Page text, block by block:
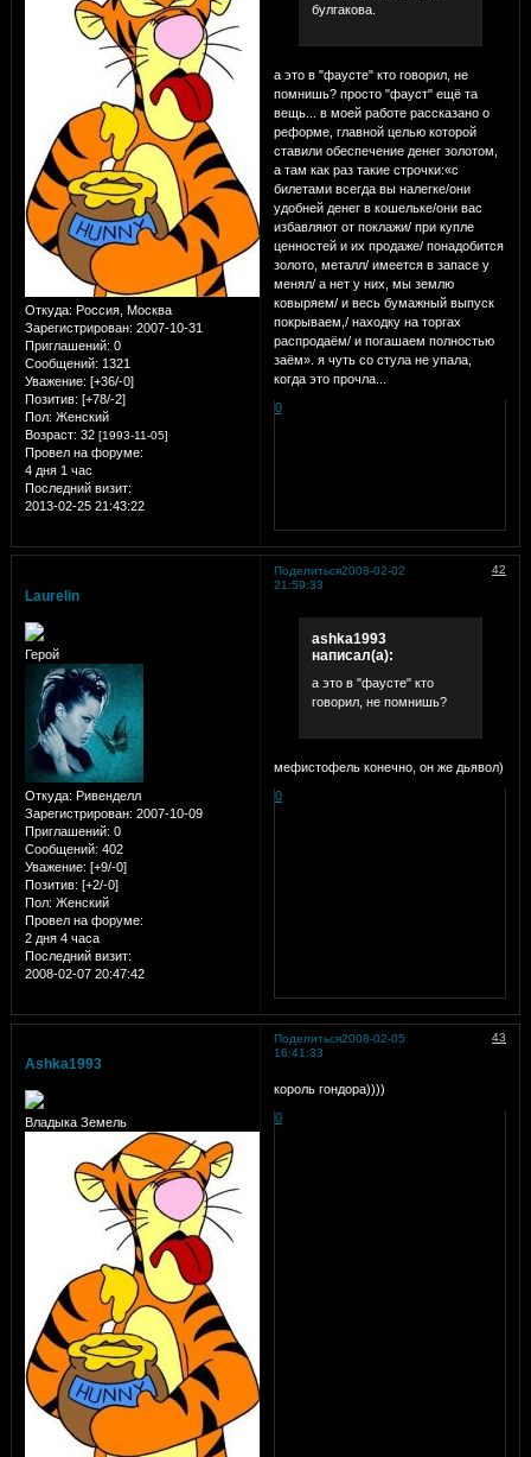
Откуда: Россия, Москва
Зарегистрирован: 2007-10-31
Приглашений: 0
Сообщений: 1321
Уважение: [+36/-0]
Позитив: [+78/-2]
Пол: Женский
Возраст: 32 [1993-11-05]
Провел на форуме:
4 дня 1 час
Последний визит:
2013-02-25 21:43:22
булгакова.
а это в "фаусте" кто говорил, не
помнишь? просто "фауст" ещё та
вещь... в моей работе рассказано о
реформе, главной целью которой
ставили обеспечение денег золотом,
а там как раз такие строчки:«с
билетами всегда вы налегке/они
удобней денег в кошельке/они вас
избавляют от поклажи/ при купле
ценностей и их продаже/ понадобится
золото, металл/ имеется в запасе у
менял/ а нет у них, мы землю
ковыряем/ и весь бумажный выпуск
покрываем,/ находку на торгах
распродаём/ и погашаем полностью
заём». я чуть со стула не упала,
когда это прочла...
0
Поделиться 42
2008-02-02
21:59:33
Laurelin
Герой
Откуда: Ривенделл
Зарегистрирован: 2007-10-09
Приглашений: 0
Сообщений: 402
Уважение: [+9/-0]
Позитив: [+2/-0]
Пол: Женский
Провел на форуме:
2 дня 4 часа
Последний визит:
2008-02-07 20:47:42
ashka1993
написал(а):
а это в "фаусте" кто
говорил, не помнишь?
мефистофель конечно, он же дьявол)
0
Поделиться 43
2008-02-05
16:41:33
Ashka1993
Владыка Земель
король гондора))))
0